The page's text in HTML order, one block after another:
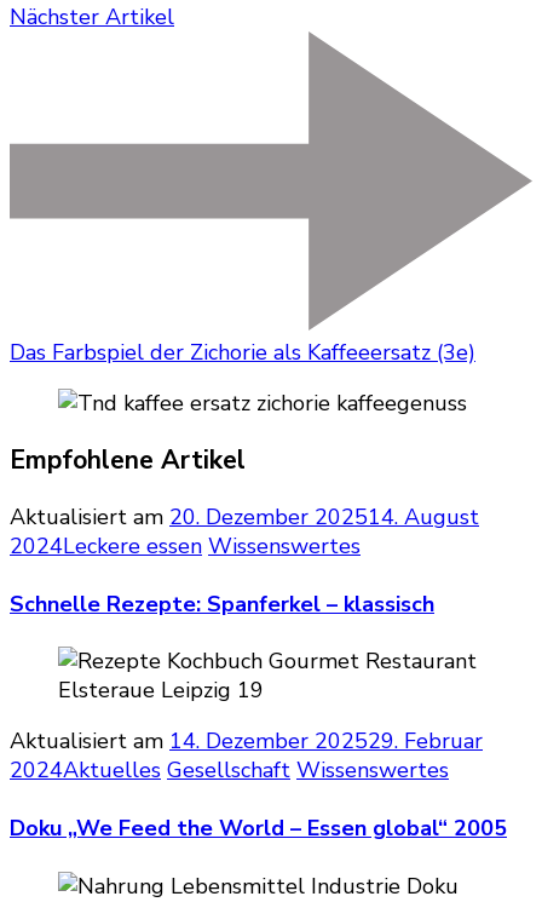
Nächster Artikel
Das Farbspiel der Zichorie als Kaffeeersatz (3e)
Empfohlene Artikel
Aktualisiert am 20. Dezember 202514. August
2024Leckere essen Wissenswertes
Schnelle Rezepte: Spanferkel – klassisch
Aktualisiert am 14. Dezember 202529. Februar
2024Aktuelles Gesellschaft Wissenswertes
Doku „We Feed the World – Essen global“ 2005